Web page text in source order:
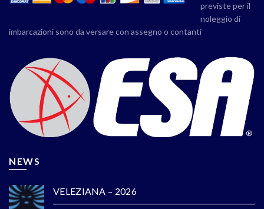
previste per il
noleggio di
imbarcazioni sono da versare con assegno o contanti
NEWS
VELEZIANA – 2026